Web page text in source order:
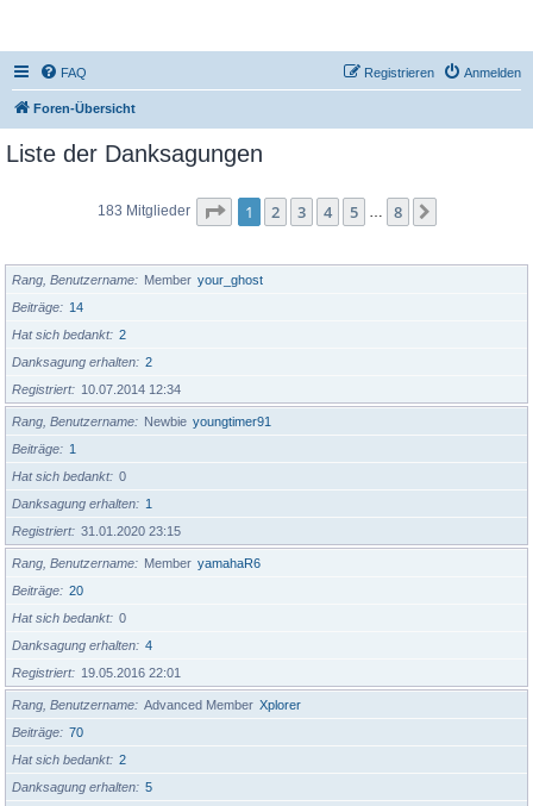
FAQ Anmelden
Registrieren
Foren-Übersicht
Liste der Danksagungen
183 Mitglieder Seite 1von
1 2 3 4 5 … 8
Rang, Benutzername Member your_ghost
Beiträge
14
Hat sich bedankt
2
Danksagung erhalten
2
Registriert
10.07.2014 12:34
Rang, Benutzername Newbie youngtimer91
Beiträge
1
Hat sich bedankt
0
Danksagung erhalten
1
Registriert
31.01.2020 23:15
Rang, Benutzername Member yamahaR6
Beiträge
20
Hat sich bedankt
0
Danksagung erhalten
4
Registriert
19.05.2016 22:01
Rang, Benutzername Advanced Member Xplorer
Beiträge
70
Hat sich bedankt
2
Danksagung erhalten
5